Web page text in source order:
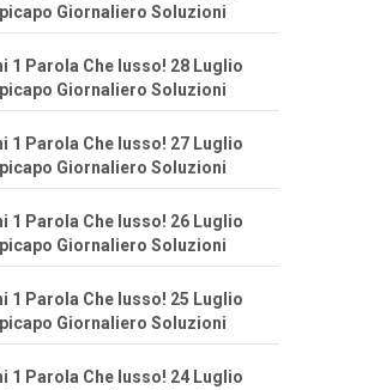
Giornaliero Soluzioni
1 Parola Che lusso! 28 Luglio
Giornaliero Soluzioni
1 Parola Che lusso! 27 Luglio
Giornaliero Soluzioni
1 Parola Che lusso! 26 Luglio
Giornaliero Soluzioni
1 Parola Che lusso! 25 Luglio
Giornaliero Soluzioni
1 Parola Che lusso! 24 Luglio